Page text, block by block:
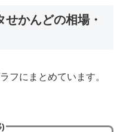
せかんどの相場・
フにまとめています。
)